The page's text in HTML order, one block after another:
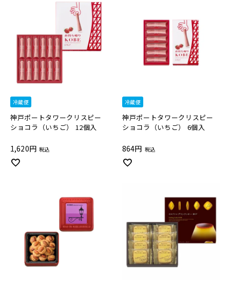
冷蔵便
神戸ポートタワークリスピー
ショコラ（いちご） 12個入
1,620 税込
冷蔵便
神戸ポートタワークリスピー
ショコラ（いちご） 6個入
864 税込